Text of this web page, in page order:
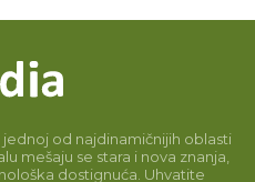
od najdinamičnijih oblasti
mešaju se stara i nova znanja,
dostignuća. Uhvatite